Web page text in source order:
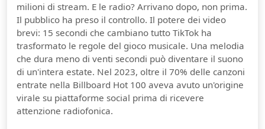
milioni di stream. E le radio? Arrivano dopo, non prima.
Il pubblico ha preso il controllo. Il potere dei video
brevi: 15 secondi che cambiano tutto TikTok ha
trasformato le regole del gioco musicale. Una melodia
che dura meno di venti secondi può diventare il suono
di un'intera estate. Nel 2023, oltre il 70% delle canzoni
entrate nella Billboard Hot 100 aveva avuto un'origine
virale su piattaforme social prima di ricevere
attenzione radiofonica.